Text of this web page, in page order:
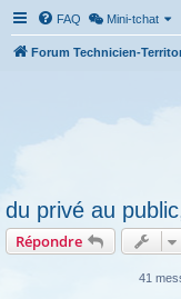
FAQ Mini-tchat
Forum Technicien-
du privé au
Répondre
41